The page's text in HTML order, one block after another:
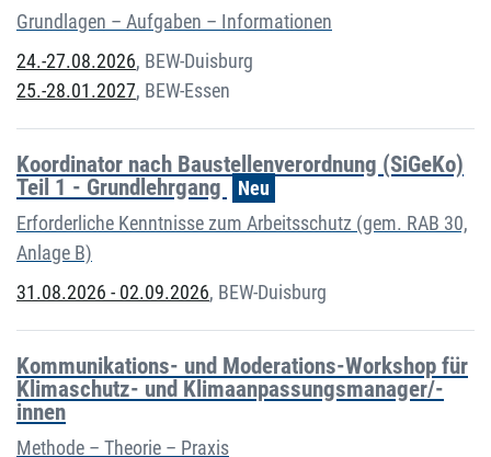
Grundlagen – Aufgaben – Informationen
24.-27.08.2026, BEW-Duisburg
25.-28.01.2027, BEW-Essen
Koordinator nach Baustellenverordnung (SiGeKo)
Teil 1 - Grundlehrgang
Neu
Erforderliche Kenntnisse zum Arbeitsschutz (gem. RAB 30,
Anlage B)
31.08.2026 - 02.09.2026, BEW-Duisburg
Kommunikations- und Moderations-Workshop für
Klimaschutz- und Klimaanpassungsmanager/-
innen
Methode – Theorie – Praxis